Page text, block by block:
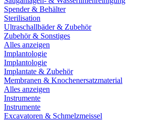
Spender & Behälter
Sterilisation
Ultraschallbäder & Zubehör
Zubehör & Sonstiges
Alles anzeigen
Implantologie
Implantologie
Implantate & Zubehör
Membranen & Knochenersatzmaterial
Alles anzeigen
Instrumente
Instrumente
Excavatoren & Schmelzmeissel